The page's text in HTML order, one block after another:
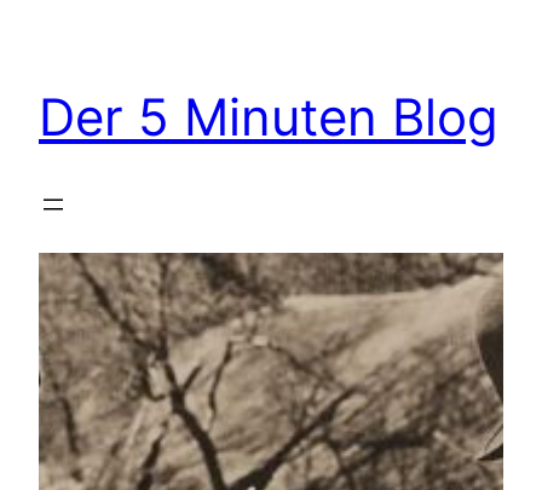
Der 5 Minuten Blog